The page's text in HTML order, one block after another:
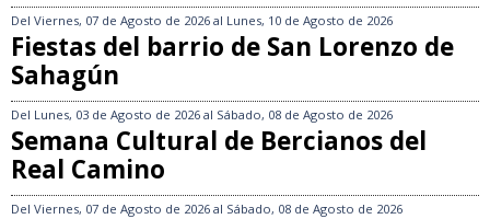
Del Viernes, 07 de Agosto de 2026 al Lunes, 10 de Agosto de 2026
Fiestas del barrio de San Lorenzo de
Sahagún
Del Lunes, 03 de Agosto de 2026 al Sábado, 08 de Agosto de 2026
Semana Cultural de Bercianos del
Real Camino
Del Viernes, 07 de Agosto de 2026 al Sábado, 08 de Agosto de 2026